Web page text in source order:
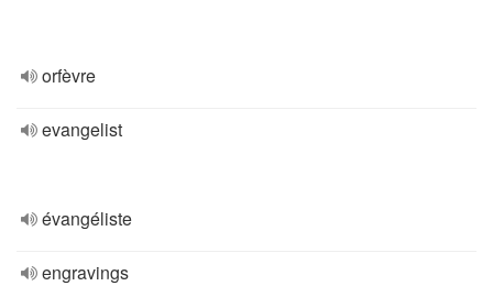
orfèvre
evangelist
évangéliste
engravings